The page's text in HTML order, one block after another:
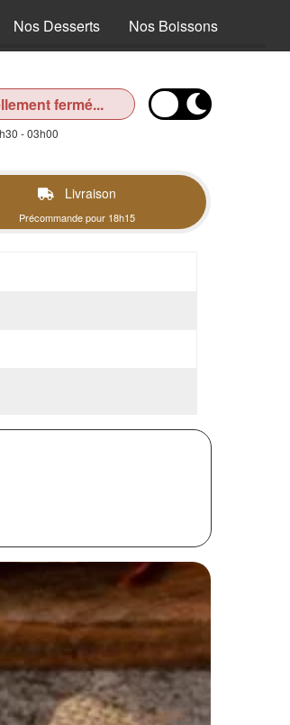
Nos Desserts Nos Boissons
fermé...
- 03h00
Livraison
Précommande pour 18h15